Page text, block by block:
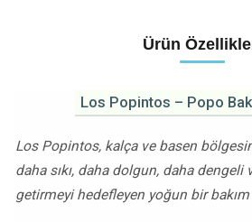
Ürün
Los Popintos – Popo
Los Popintos, kalça ve basen
daha sıkı, daha dolgun, daha
getirmeyi hedefleyen yoğun bir bakım